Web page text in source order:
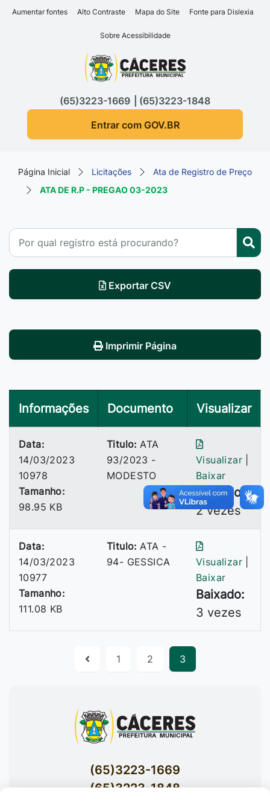
Seção de atalhos e links
Ir para o conteúdo [alt+1]
Ir para o rodapé [alt+4]
Aumentar fontes Alto Contraste Mapa do Site Fonte para Dislexia
Sobre Acessibilidade
Seção do menu principal
(65)3223-1669
(65)3223-1848
Entrar com GOV.BR
Página Inicial Licitações
Ata de Registro de Preço
ATA DE R.P - PREGAO 03-2023
Exportar CSV
Imprimir Página
Informações Documento Visualizar
Data:
14/03/2023
10978
Tamanho:
98.95 KB
Titulo: ATA
93/2023 -
MODESTO
Visualizar
Baixar
Baixado:
2 vezes
Data:
14/03/2023
10977
Tamanho:
111.08 KB
Titulo: ATA -
94- GESSICA
Visualizar
Baixar
Baixado:
3 vezes
1 2 3
(65)3223-1669
(65)3223-1848